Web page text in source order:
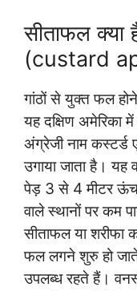
सीताफल
(custard
गांठों से युक्त फल
यह दक्षिण अमेरिका
अंग्रेजी नाम
उगाया जाता है। यह
पेड़ 3 से 4 मीटर
वाले स्थानों पर कम
सीताफल या
फल लगने शुरु हो
उपलब्ध रहते हैं।